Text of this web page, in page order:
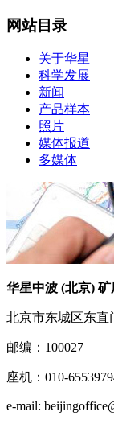
网站目录
关于华星
科学发展
新闻
产品样本
照片
媒体报道
多媒体
华星中波 (北京)
北京市东城区东直
邮编：100027
座机：010-
e-mail: